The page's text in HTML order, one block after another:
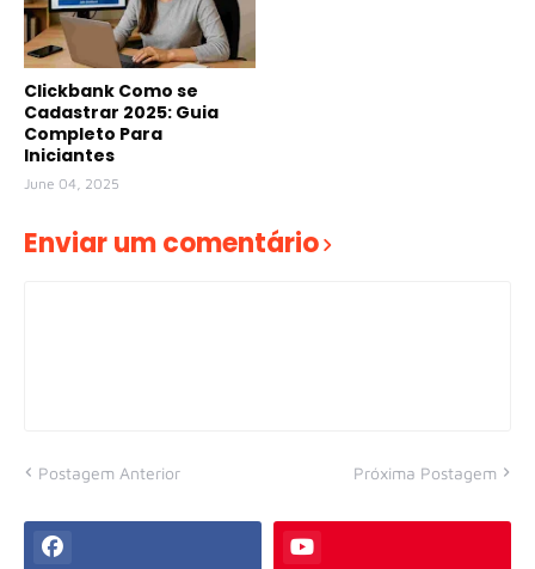
Clickbank Como se
Cadastrar 2025: Guia
Completo Para
Iniciantes
June 04, 2025
Enviar um comentário
Postagem Anterior Próxima Postagem